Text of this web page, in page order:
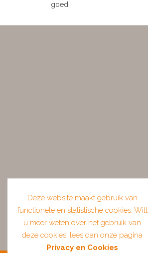
goed.
Deze website maakt gebruik van
functionele en statistische cookies. Wilt
u meer weten over het gebruik van
deze cookies, lees dan onze pagina
Privacy en Cookies